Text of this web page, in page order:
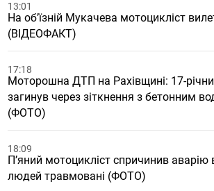
13:01
На обʼїзній Мукачева мотоцикліст
(ВІДЕОФАКТ)
17:18
Моторошна ДТП на Рахівщині: 17-
загинув через зіткнення з бетонним
(ФОТО)
18:09
П’яний мотоцикліст спричинив аварію
людей травмовані (ФОТО)